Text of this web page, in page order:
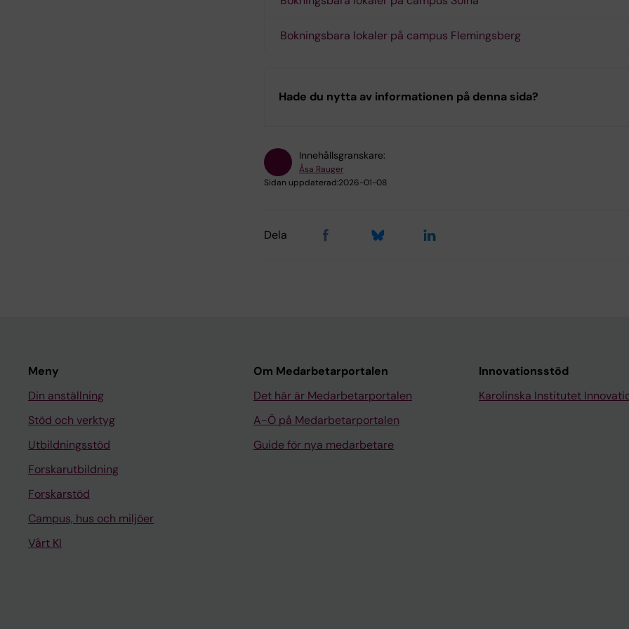
Bokningsbara lokaler på campus Flemingsberg
Hade du nytta av informationen på denna sida?
Innehållsgranskare:
Åsa Rauger
Sidan uppdaterad:2026-01-08
Dela
Meny
Din anställning
Stöd och verktyg
Utbildningsstöd
Forskarutbildning
Forskarstöd
Campus, hus och miljöer
Vårt KI
Om Medarbetarportalen
Det här är Medarbetarportalen
A-Ö på Medarbetarportalen
Guide för nya medarbetare
Innovationsstöd
Karolinska Institutet